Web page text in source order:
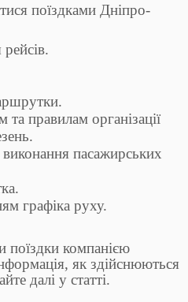
поїздками Дніпро-
та правилам організації
виконання пасажирських
графіка руху.
поїздки компанією
як здійснюються
далі у статті.